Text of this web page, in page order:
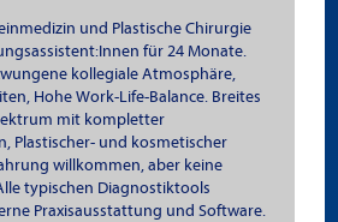
und Plastische Chirurgie
für 24 Monate.
kollegiale Atmosphäre,
Hohe Work-Life-Balance. Breites
mit kompletter
Plastischer- und kosmetischer
willkommen, aber keine
typischen Diagnostiktools
Praxisausstattung und Software.